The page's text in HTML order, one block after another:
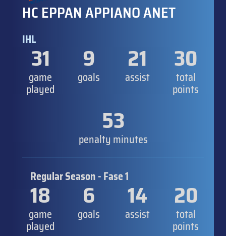
HC EPPAN APPIANO ANET
IHL
31
game
played
9
goals
21
assist
30
total
points
53
penalty minutes
Regular Season - Fase 1
18
game
played
6
goals
14
assist
20
total
points